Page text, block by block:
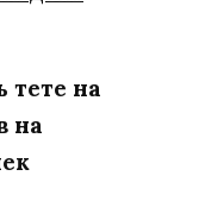
тете на
на